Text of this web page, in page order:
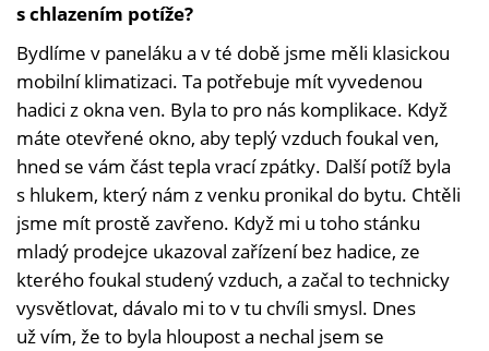
s chlazením potíže?
Bydlíme v paneláku a v té době jsme měli klasickou
mobilní klimatizaci. Ta potřebuje mít vyvedenou
hadici z okna ven. Byla to pro nás komplikace. Když
máte otevřené okno, aby teplý vzduch foukal ven,
hned se vám část tepla vrací zpátky. Další potíž byla
s hlukem, který nám z venku pronikal do bytu. Chtěli
jsme mít prostě zavřeno. Když mi u toho stánku
mladý prodejce ukazoval zařízení bez hadice, ze
kterého foukal studený vzduch, a začal to technicky
vysvětlovat, dávalo mi to v tu chvíli smysl. Dnes
už vím, že to byla hloupost a nechal jsem se